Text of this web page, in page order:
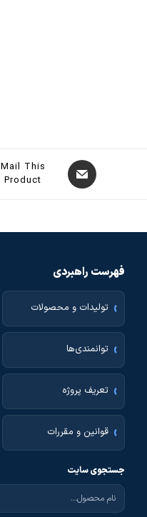
Mail This
Product
فهرست راهبردی
تولیدات و محصولات
توانمندی‌ها
تعریف پروژه
قوانین و مقررات
جستجوی سایت